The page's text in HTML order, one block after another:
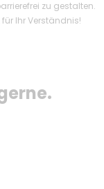
zu gestalten.
Ihr Verständnis!